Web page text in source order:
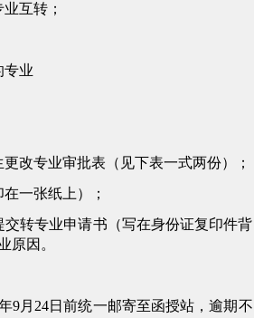
互转；
专业
改专业审批表（见下表一式两份）；
一张纸上）；
交转专业申请书（写在身份证复印件背
原因。
9月24日前统一邮寄至函授站，逾期不